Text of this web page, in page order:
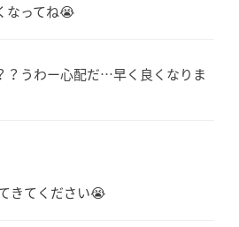
なってね😭
？うわー心配だ…早く良くなりま
きてください😭